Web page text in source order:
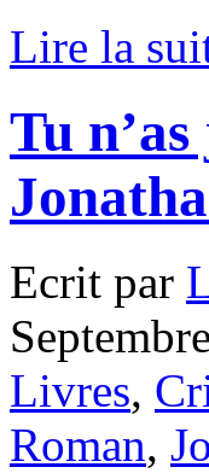
Lire la
Tu
Ecrit par
Livres,
Roman,